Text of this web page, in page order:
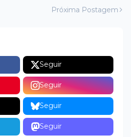
Próxima Postagem
Seguir
Seguir
Seguir
Seguir